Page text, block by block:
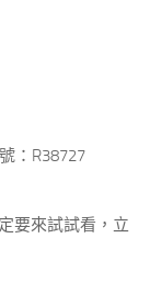
：R38727
要來試試看，立